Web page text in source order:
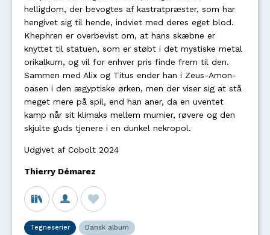
helligdom, der bevogtes af kastratpræster, som har
hengivet sig til hende, indviet med deres eget blod.
Khephren er overbevist om, at hans skæbne er
knyttet til statuen, som er støbt i det mystiske metal
orikalkum, og vil for enhver pris finde frem til den.
Sammen med Alix og Titus ender han i Zeus-Amon-
oasen i den ægyptiske ørken, men der viser sig at stå
meget mere på spil, end han aner, da en uventet
kamp når sit klimaks mellem mumier, røvere og den
skjulte guds tjenere i en dunkel nekropol.
Udgivet af Cobolt 2024
Thierry Démarez
Tegneserier Dansk album